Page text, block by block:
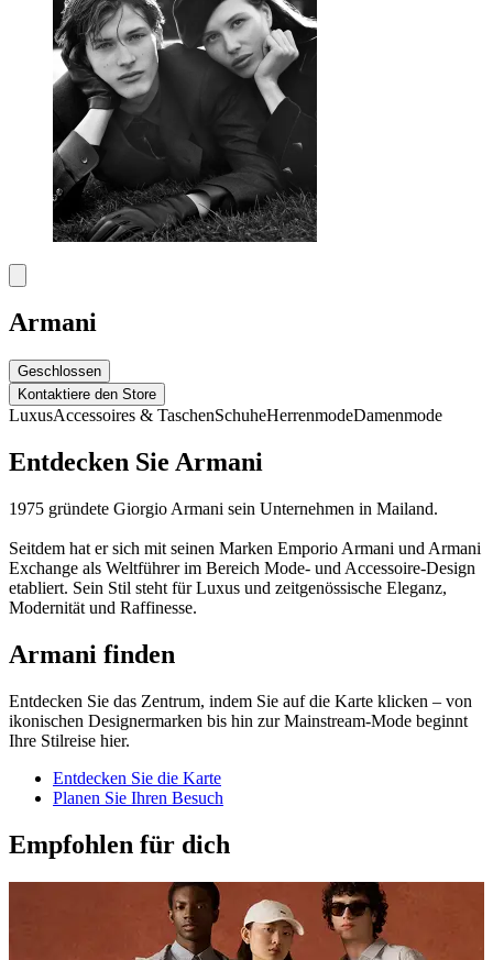
Armani
Geschlossen
Kontaktiere den Store
LuxusAccessoires & TaschenSchuheHerrenmodeDamenmode
Entdecken Sie Armani
1975 gründete Giorgio Armani sein Unternehmen in Mailand.
Seitdem hat er sich mit seinen Marken Emporio Armani und Armani
Exchange als Weltführer im Bereich Mode- und Accessoire-Design
etabliert. Sein Stil steht für Luxus und zeitgenössische Eleganz,
Modernität und Raffinesse.
Armani finden
Entdecken Sie das Zentrum, indem Sie auf die Karte klicken – von
ikonischen Designermarken bis hin zur Mainstream-Mode beginnt
Ihre Stilreise hier.
Entdecken Sie die Karte
Planen Sie Ihren Besuch
Empfohlen für dich